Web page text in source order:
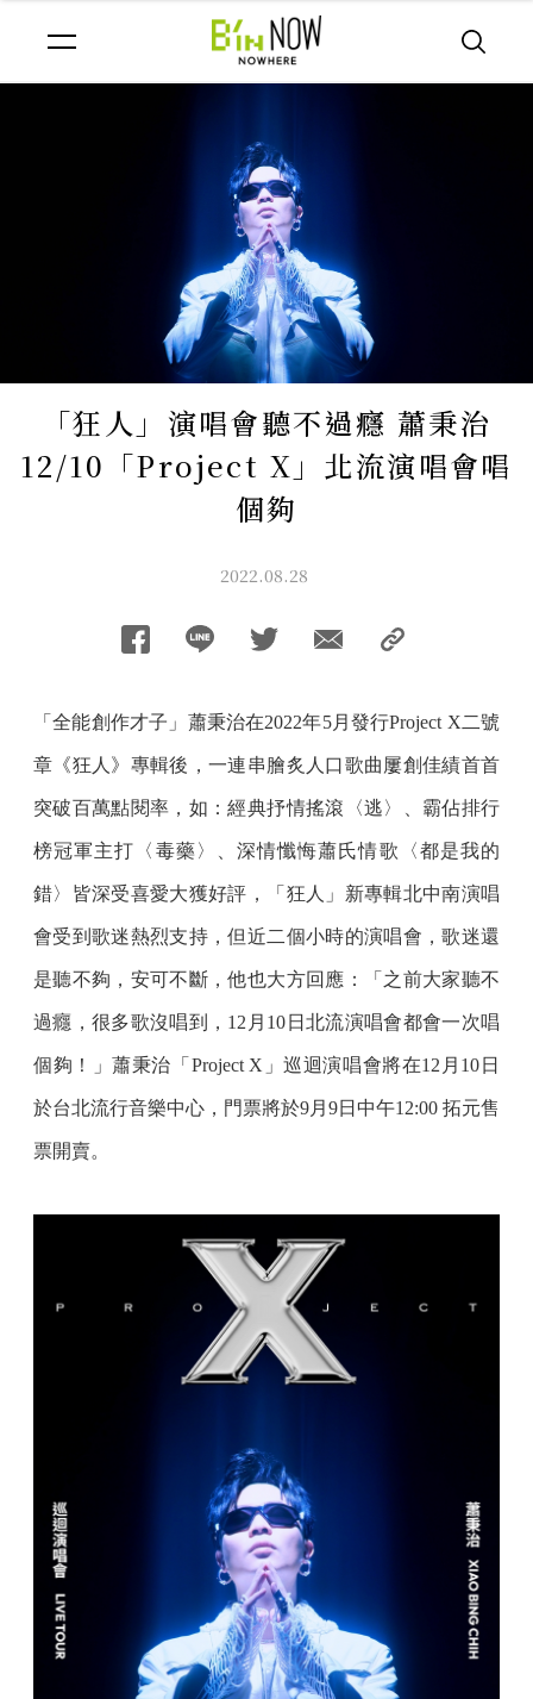
「狂人」演唱會聽不過癮 蕭秉治
12/10「Project X」北流演唱會唱
個夠
2022.08.28
「全能創作才子」蕭秉治在2022年5月發行Project X二號
章《狂人》專輯後，一連串膾炙人口歌曲屢創佳績首首
突破百萬點閱率，如：經典抒情搖滾〈逃〉、霸佔排行
榜冠軍主打〈毒藥〉、深情懺悔蕭氏情歌〈都是我的
錯〉皆深受喜愛大獲好評，「狂人」新專輯北中南演唱
會受到歌迷熱烈支持，但近二個小時的演唱會，歌迷還
是聽不夠，安可不斷，他也大方回應：「之前大家聽不
過癮，很多歌沒唱到，12月10日北流演唱會都會一次唱
個夠！」蕭秉治「Project X」巡迴演唱會將在12月10日
於台北流行音樂中心，門票將於9月9日中午12:00 拓元售
票開賣。